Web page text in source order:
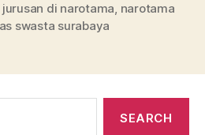
jurusan di narotama, narotama
swasta surabaya